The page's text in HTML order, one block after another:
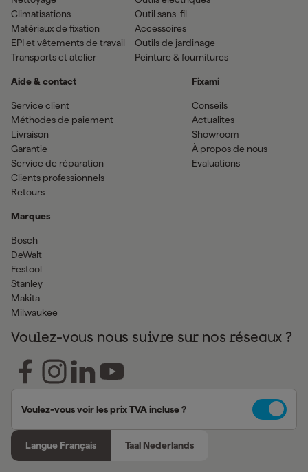
Climatisations
Matériaux de fixation
EPI et vêtements de travail
Transports et atelier
Outil sans-fil
Accessoires
Outils de jardinage
Peinture & fournitures
Aide & contact
Service client
Méthodes de paiement
Livraison
Garantie
Service de réparation
Clients professionnels
Retours
Marques
Bosch
DeWalt
Festool
Stanley
Makita
Milwaukee
Fixami
Conseils
Actualites
Showroom
À propos de nous
Evaluations
Voulez-vous nous suivre sur nos réseaux ?
Voulez-vous voir les prix TVA incluse ?
Langue Français Taal Nederlands